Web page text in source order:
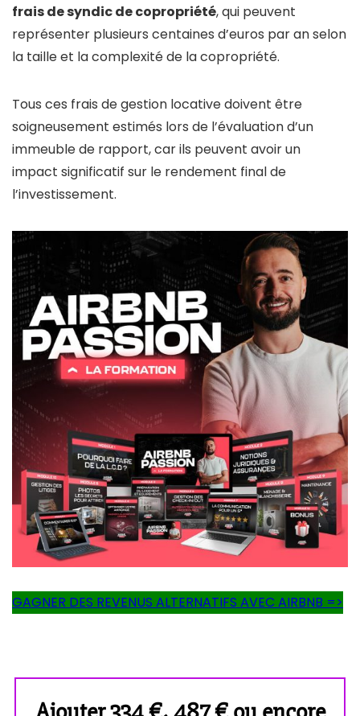
frais de syndic de copropriété, qui peuvent
représenter plusieurs centaines d’euros par an selon
la taille et la complexité de la copropriété.
Tous ces frais de gestion locative doivent être
soigneusement estimés lors de l’évaluation d’un
immeuble de rapport, car ils peuvent avoir un
impact significatif sur le rendement final de
l’investissement.
GAGNER DES REVENUS ALTERNATIFS AVEC AIRBNB =>